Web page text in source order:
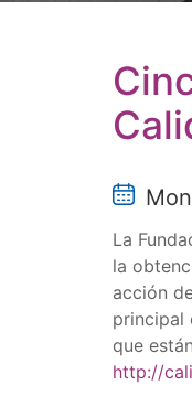
La
la
acción
principal
que
http://